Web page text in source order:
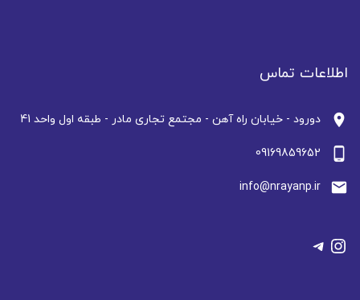
اطلاعات تماس
location_on دورود - خیابان راه آهن - مجتمع تجاری مادر - طبقه اول واحد 41
phone_android
09169859652
email
info@nrayanp.ir
اینستاگرم
تلگرام